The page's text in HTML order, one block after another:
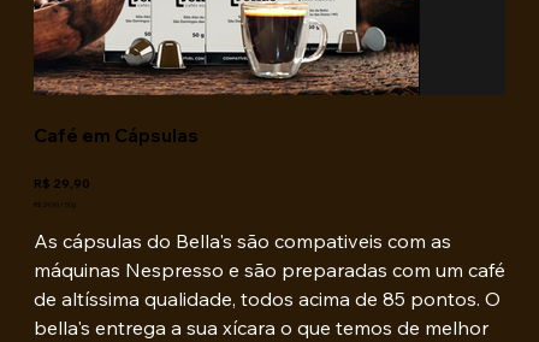
Café em Cápsulas
Preço
R$ 29,90
R$ 29,90
gramas
R$ 29,90 / 50g
As cápsulas do Bella's são compativeis com as
máquinas Nespresso e são preparadas com um café
de altíssima qualidade, todos acima de 85 pontos. O
bella's entrega a sua xícara o que temos de melhor